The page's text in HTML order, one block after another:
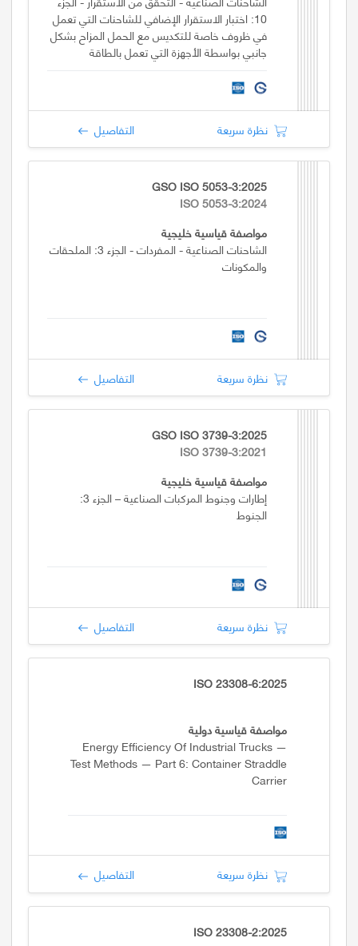
10: اختبار الاستقرار الإضافي للشاحنات التي تعمل
في ظروف خاصة للتكديس مع الحمل المزاح بشكل
جانبي بواسطة الأجهزة التي تعمل بالطاقة
نظرة سريعة التفاصيل
GSO ISO 5053-3:2025
ISO 5053-3:2024
مواصفة قياسية خليجية
الشاحنات الصناعية - المفردات - الجزء 3: الملحقات
والمكونات
نظرة سريعة التفاصيل
GSO ISO 3739-3:2025
ISO 3739-3:2021
مواصفة قياسية خليجية
إطارات وجنوط المركبات الصناعية – الجزء 3:
الجنوط
نظرة سريعة التفاصيل
ISO 23308-6:2025
مواصفة قياسية دولية
Energy Efficiency Of Industrial Trucks —
Test Methods — Part 6: Container Straddle
Carrier
نظرة سريعة التفاصيل
ISO 23308-2:2025